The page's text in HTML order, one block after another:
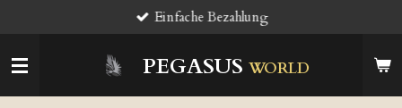
Hauptinhalt
springen
PEGASUS WORLD
Einfache Bezahlung